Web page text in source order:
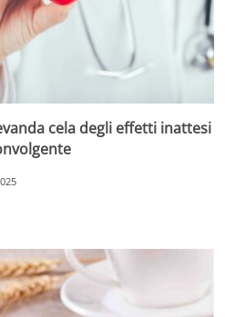
cela degli effetti inattesi